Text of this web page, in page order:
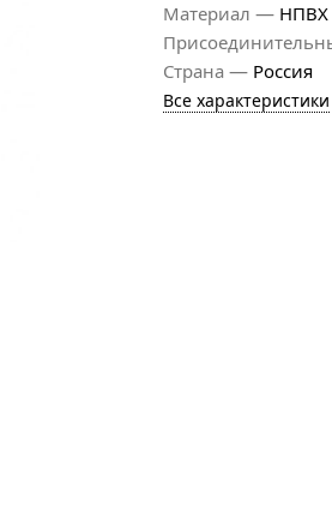
Материал — НПВХ
Страна — Россия
Все характеристики